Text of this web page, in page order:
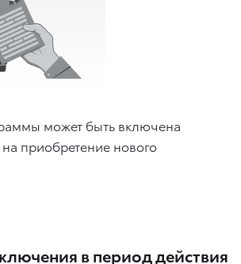
может быть включена
приобретение нового
в период действия